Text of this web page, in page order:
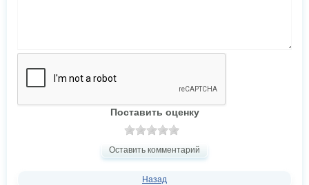
Поставить оценку
Оставить комментарий
Назад